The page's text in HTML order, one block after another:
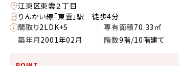
江東区東雲２丁目
りんかい線「東雲」駅 徒歩4分
間取り2LDK+S 専有面積70.33㎡
築年月2001年02月 階数9階/10階建て